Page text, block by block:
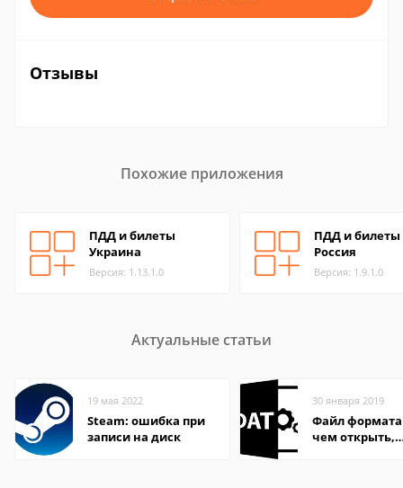
Отзывы
Похожие приложения
ПДД и билеты
Украина
Версия: 1.13.1.0
ПДД и билеты
Россия
Версия: 1.9.1.0
Актуальные статьи
19 мая 2022
Steam: ошибка при
записи на диск
30 января 2019
Файл формата
чем открыть,